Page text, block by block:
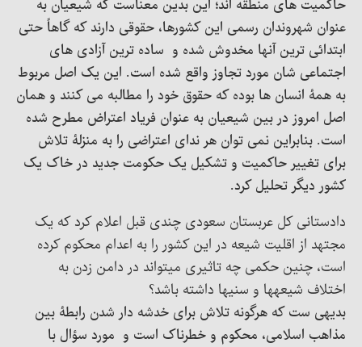
حاکمیت های منطقه اند؛ این بدین معناست که شیعیان به
عنوان شهروندان رسمی این کشورها، حقوقی دارند که گاهاً حتی
ابتدائی ترین آنها مخدوش شده و ساده ترین آزادی های
اجتماعی شان مورد تجاوز واقع شده است. این یک اصل مربوط
به همۀ انسان ها بوده که حقوق خود را مطالبه می کنند و همان
اصل امروز در بین شیعیان به عنوان فریاد اعتراض مطرح شده
است. بنابراین نمی توان هر ندای اعتراضی را به منزلۀ تلاش
برای تغییر حاکمیت و تشکیل یک حکومت جدید در خاک یک
کشور دیگر تحلیل کرد.
دادستانی کل عربستان سعودی چندی قبل اعلام کرد که یک
مجتهد از اقلیت شیعه در این کشور را به اعدام محکوم کرده
است، چنین حکمی چه تاثیری میتواند در دامن زدن به
اختلاف شیعهها و سنیها داشته باشد؟
بدیهی ست که هرگونه تلاش برای خدشه دار شدن رابطۀ بین
مذاهب اسلامی، محکوم و خطرناک است و مورد سؤال با